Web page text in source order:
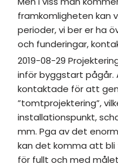
framkomligheten kan
perioder, vi ber er ha
och funderingar,
2019-08-29
inför byggstart pågår.
kontaktade för att
”tomtprojektering”,
installationspunkt,
mm. Pga av det
kan det komma att bli
för fullt och med